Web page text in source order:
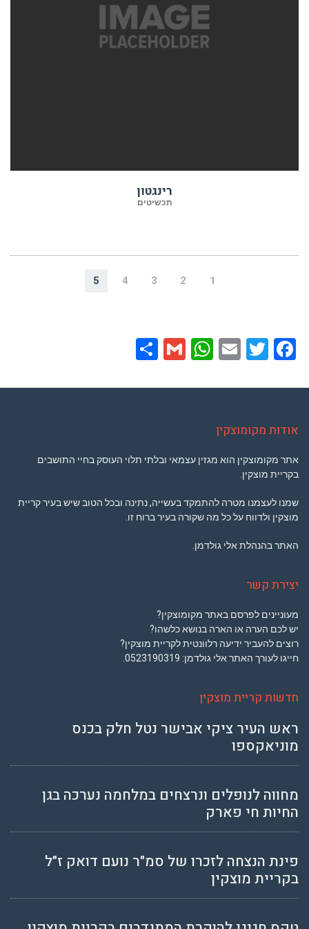
רינגטון
תכשיטים
1
2
3
4
5
Facebook
Twitter
Email
WhatsApp
Gmail
אודות מקומוצקין
אתר מקומוצקין הוא מגזין עצמאי ובלתי תלוי העוסק בחיי התושבים
בקריית מוצקין.
שמנו לעצמנו מטרה להתמקד בעשייה, נתינה ובכל הטוב שיש בעיר קריית
מוצקין ולדווח על כל מה שקורה בעיר ברוח זו.
האתר בהנהלת אלי גולדמן.
יצירת קשר
מעוניינים לפרסם באתר מקומוצקין?
יש לכם הערה או הארה בנושא כלשהו?
רוצים להעביר ידיעה רלוונטית לקריית מוצקין?
חייגו לעורך האתר אלי גולדמן: 0523190319
חדשות קריית מוצקין
ראש העיר ציקי אבישר נטל חלק בכנס
מוניאקספו
מחווה לנופלים ונרצחים במלחמה נערכה בגן
החיות חי פארק
פינת הנצחה לזכרו של סמ"ר נועם דואק ז"ל
בקריית מוצקין